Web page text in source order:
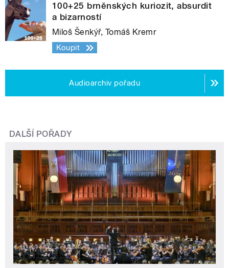
100+25 brněnských kuriozit, absurdit
a bizarností
Miloš Šenkýř, Tomáš Kremr
Koupit
Audioarchiv pořadu
DALŠÍ POŘADY